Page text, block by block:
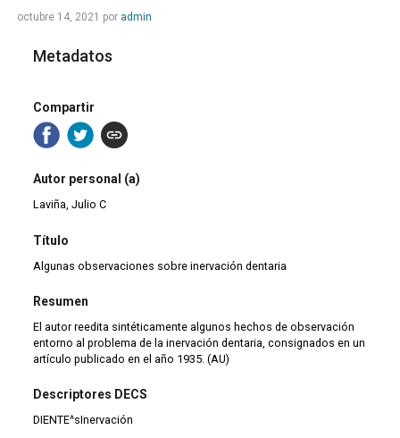
octubre 14, 2021 por admin
Metadatos
Compartir
Autor personal (a)
Laviña, Julio C
Título
Algunas observaciones sobre inervación dentaria
Resumen
El autor reedita sintéticamente algunos hechos de observación
entorno al problema de la inervación dentaria, consignados en un
artículo publicado en el año 1935. (AU)
Descriptores DECS
DIENTE^sInervación